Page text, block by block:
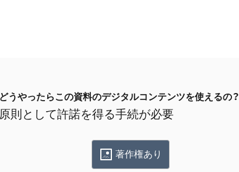
どうやったらこの資料のデジタルコンテンツを使えるの？
原則として許諾を得る手続が必要
著作権あり